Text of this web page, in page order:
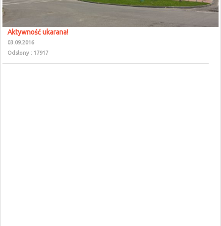
Aktywność ukarana!
03.09.2016
Odsłony : 17917